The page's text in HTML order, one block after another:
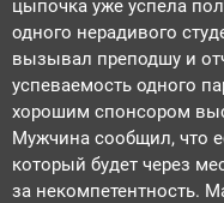
цыпочка уже успела
одного нерадивого
вызывал преподшу и
успеваемость одного
хорошим спонсором
Мужчина сообщил, что
который будет через
за некомпетентность.